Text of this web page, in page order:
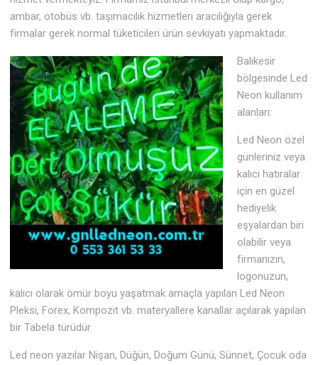
ambar, otobüs vb. taşımacılık hizmetleri aracılığıyla gerek
firmalar gerek normal tüketicileri ürün sevkiyatı yapmaktadır.
Balıkesir
bölgesinde Led
Neon kullanım
alanları:
Led Neon özel
günleriniz veya
kalıcı hatıralar
için en güzel
hediyelik
eşyalardan biri
olabilir veya
firmanızın,
logonuzun,
kalıcı olarak ömür boyu yaşatmak amaçla yapılan Led Neon
Pleksi, Forex, Kompozit vb. materyallere kanallar açılarak yapılan
bir Tabela türüdür.
Led neon yazılar Nişan, Düğün, Doğum Günü, Sünnet, Çocuk oda